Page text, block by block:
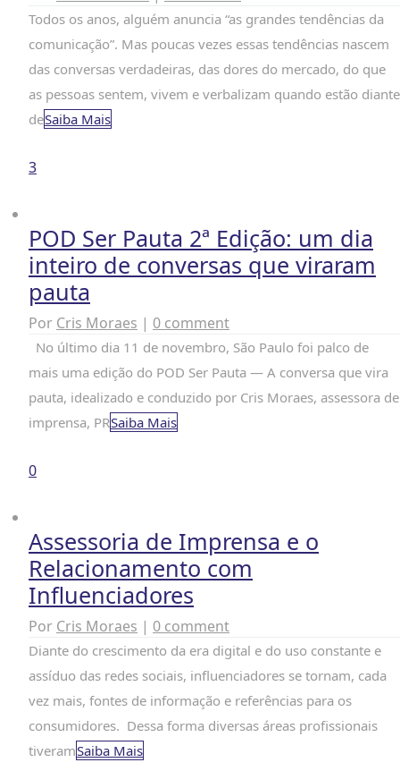
Todos os anos, alguém anuncia “as grandes tendências da
comunicação”. Mas poucas vezes essas tendências nascem
das conversas verdadeiras, das dores do mercado, do que
as pessoas sentem, vivem e verbalizam quando estão diante
deSaiba Mais
3
POD Ser Pauta 2ª Edição: um dia
inteiro de conversas que viraram
pauta
Por Cris Moraes | 0 comment
No último dia 11 de novembro, São Paulo foi palco de
mais uma edição do POD Ser Pauta — A conversa que vira
pauta, idealizado e conduzido por Cris Moraes, assessora de
imprensa, PRSaiba Mais
0
Assessoria de Imprensa e o
Relacionamento com
Influenciadores
Por Cris Moraes | 0 comment
Diante do crescimento da era digital e do uso constante e
assíduo das redes sociais, influenciadores se tornam, cada
vez mais, fontes de informação e referências para os
consumidores. Dessa forma diversas áreas profissionais
tiveramSaiba Mais